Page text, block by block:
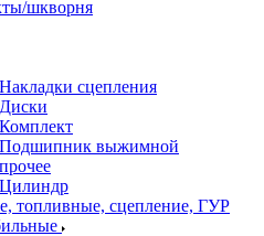
шкворня
сцепления
выжимной
топливные, сцепление, ГУР